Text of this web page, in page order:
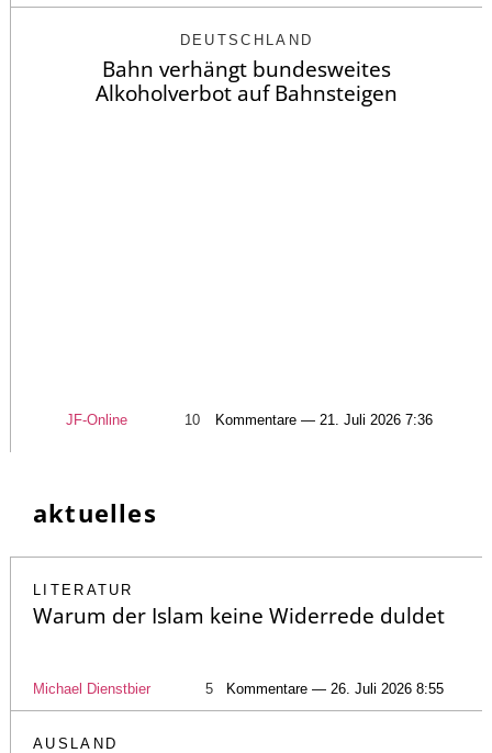
DEUTSCHLAND
Bahn verhängt bundesweites
Alkoholverbot auf Bahnsteigen
JF-Online 10 Kommentare — 21. Juli 2026 7:36
aktuelles
LITERATUR
Warum der Islam keine Widerrede duldet
Michael Dienstbier 5 Kommentare — 26. Juli 2026 8:55
AUSLAND